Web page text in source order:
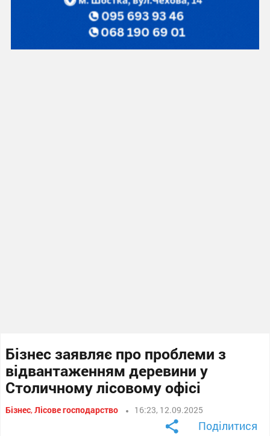
Бізнес заявляє про проблеми з
відвантаженням деревини у
Столичному лісовому офісі
Бізнес,Лісове господарство 16:23, 12.09.2025
Поділитися